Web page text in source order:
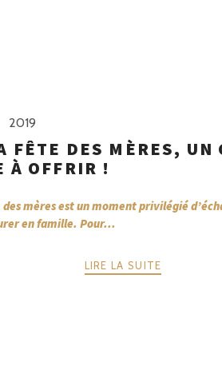
2019
FÊTE DES MÈRES, UN
À OFFRIR !
mères est un moment privilégié
en famille. Pour...
LIRE LA SUITE